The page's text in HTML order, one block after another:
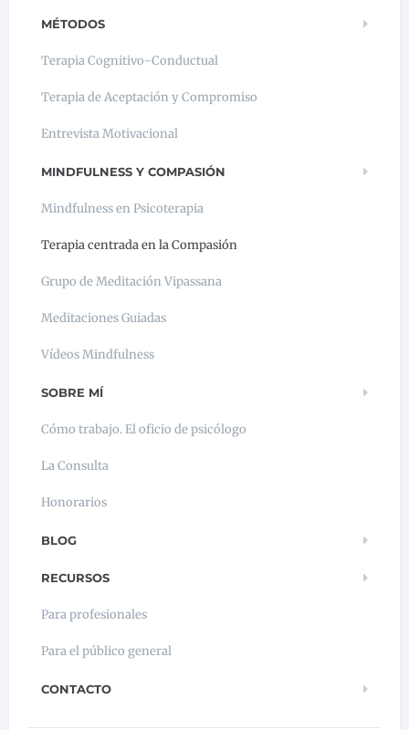
MÉTODOS
Terapia Cognitivo-Conductual
Terapia de Aceptación y Compromiso
Entrevista Motivacional
MINDFULNESS Y COMPASIÓN
Mindfulness en Psicoterapia
Terapia centrada en la Compasión
Grupo de Meditación Vipassana
Meditaciones Guiadas
Vídeos Mindfulness
SOBRE MÍ
Cómo trabajo. El oficio de psicólogo
La Consulta
Honorarios
BLOG
RECURSOS
Para profesionales
Para el público general
CONTACTO